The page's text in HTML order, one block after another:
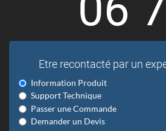
Etre recontacté par un
Information Produit
Support Technique
Passer une Commande
Demander un Devis